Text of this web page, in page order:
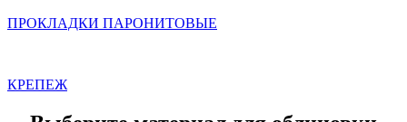
ПРОКЛАДКИ ПАРОНИТОВЫЕ
КРЕПЕЖ